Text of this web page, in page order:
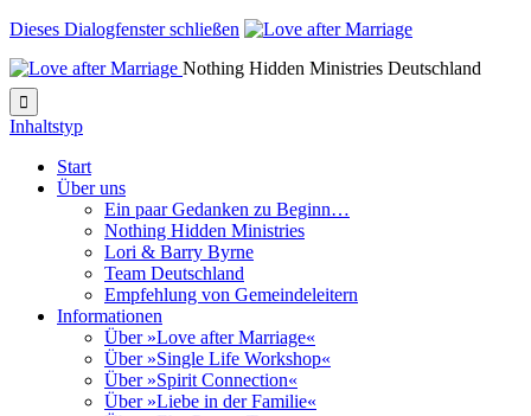
Dieses Dialogfenster schließen
Nothing Hidden Ministries Deutschland

Inhaltstyp
Start
Über uns
Ein paar Gedanken zu Beginn…
Nothing Hidden Ministries
Lori & Barry Byrne
Team Deutschland
Empfehlung von Gemeindeleitern
Informationen
Über »Love after Marriage«
Über »Single Life Workshop«
Über »Spirit Connection«
Über »Liebe in der Familie«